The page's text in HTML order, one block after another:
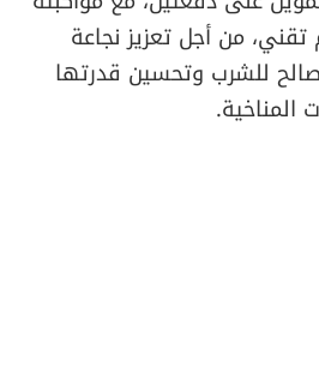
من أجل تعزيز نجاعة
للشرب وتحسين قدرتها
المناخية.